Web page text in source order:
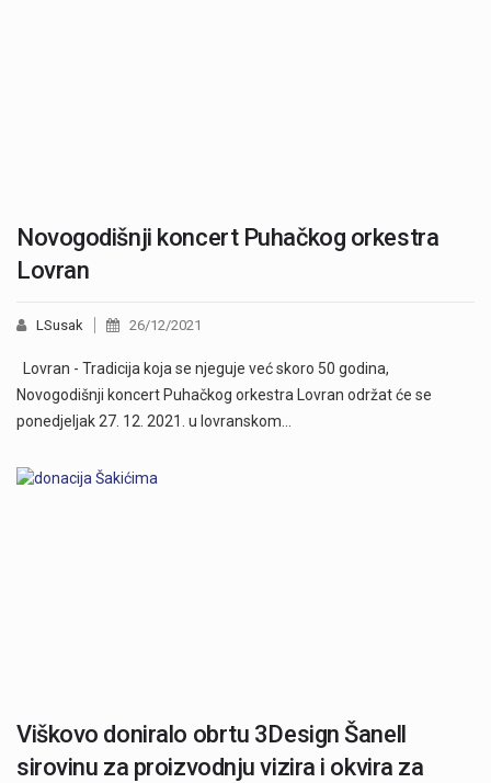
Novogodišnji koncert Puhačkog orkestra
Lovran
LSusak 26/12/2021
Lovran - Tradicija koja se njeguje već skoro 50 godina,
Novogodišnji koncert Puhačkog orkestra Lovran održat će se
ponedjeljak 27. 12. 2021. u lovranskom…
Viškovo doniralo obrtu 3Design Šanell
sirovinu za proizvodnju vizira i okvira za